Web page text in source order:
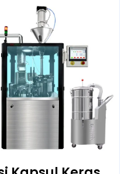
Kapsul Keras
Otomatis